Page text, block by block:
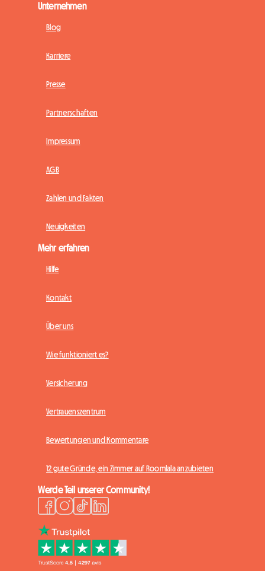
Unternehmen
Blog
Karriere
Presse
Partnerschaften
Impressum
AGB
Zahlen und Fakten
Neuigkeiten
Mehr erfahren
Hilfe
Kontakt
Über uns
Wie funktioniert es?
Versicherung
Vertrauenszentrum
Bewertungen und Kommentare
12 gute Gründe, ein Zimmer auf Roomlala anzubieten
Werde Teil unserer Community!